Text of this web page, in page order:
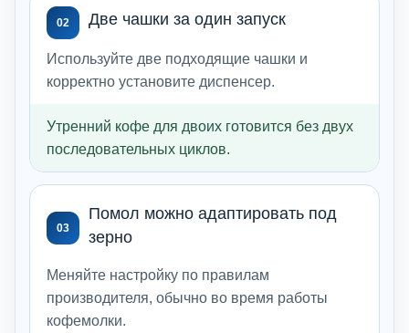
02 Две чашки за один запуск
Используйте две подходящие чашки и
корректно установите диспенсер.
Утренний кофе для двоих готовится без двух
последовательных циклов.
03
Помол можно адаптировать под
зерно
Меняйте настройку по правилам
производителя, обычно во время работы
кофемолки.